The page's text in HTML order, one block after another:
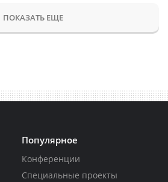
ПОКАЗАТЬ ЕЩЕ
Популярное
Конференции
Специальные проекты